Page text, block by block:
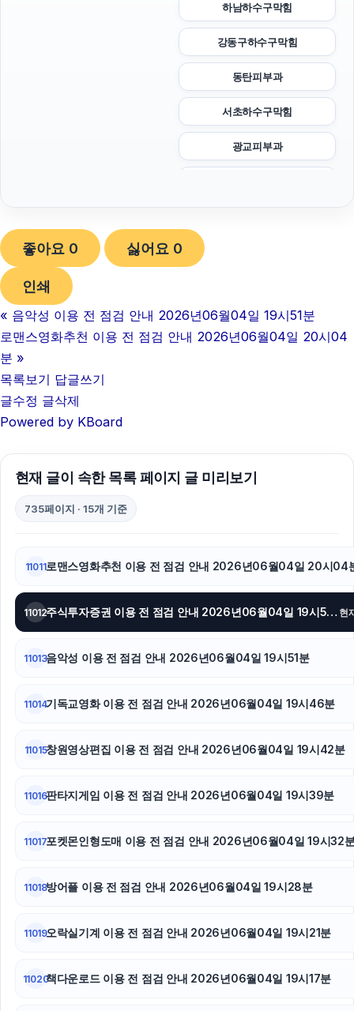
하남하수구막힘
강동구하수구막힘
동탄피부과
서초하수구막힘
광교피부과
아고다할인코드
이혼변호사
흥신소
안산피부과
이혼변호사
좋아요 0 싫어요 0
인쇄
« 음악성 이용 전 점검 안내 2026년06월04일 19시51분
로맨스영화추천 이용 전 점검 안내 2026년06월04일 20시04
분 »
목록보기 답글쓰기
글수정 글삭제
Powered by KBoard
현재 글이 속한 목록 페이지 글 미리보기
735페이지 · 15개 기준
11011로맨스영화추천 이용 전 점검 안내 2026년06월04일 20시04
11012 주식투자증권 이용 전 점검 안내 2026년06월04일 19시57분 현
11013음악성 이용 전 점검 안내 2026년06월04일 19시51분
11014기독교영화 이용 전 점검 안내 2026년06월04일 19시46분
11015창원영상편집 이용 전 점검 안내 2026년06월04일 19시42분
11016판타지게임 이용 전 점검 안내 2026년06월04일 19시39분
11017포켓몬인형도매 이용 전 점검 안내 2026년06월04일 19시32
11018방어플 이용 전 점검 안내 2026년06월04일 19시28분
11019오락실기계 이용 전 점검 안내 2026년06월04일 19시21분
11020책다운로드 이용 전 점검 안내 2026년06월04일 19시17분